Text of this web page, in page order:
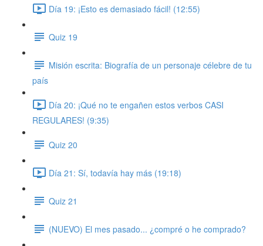
Día 19: ¡Esto es demasiado fácil! (12:55)
Quiz 19
Misión escrita: Biografía de un personaje célebre de tu
país
Día 20: ¡Qué no te engañen estos verbos CASI
REGULARES! (9:35)
Quiz 20
Día 21: Sí, todavía hay más (19:18)
Quiz 21
(NUEVO) El mes pasado... ¿compré o he comprado?